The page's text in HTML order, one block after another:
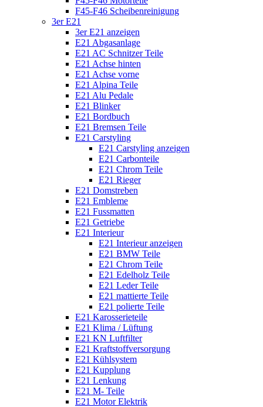
F45-F46 Scheibenreinigung
3er E21
3er E21 anzeigen
E21 Abgasanlage
E21 AC Schnitzer Teile
E21 Achse hinten
E21 Achse vorne
E21 Alpina Teile
E21 Alu Pedale
E21 Blinker
E21 Bordbuch
E21 Bremsen Teile
E21 Carstyling
E21 Carstyling anzeigen
E21 Carbonteile
E21 Chrom Teile
E21 Rieger
E21 Domstreben
E21 Embleme
E21 Fussmatten
E21 Getriebe
E21 Interieur
E21 Interieur anzeigen
E21 BMW Teile
E21 Chrom Teile
E21 Edelholz Teile
E21 Leder Teile
E21 mattierte Teile
E21 polierte Teile
E21 Karosserieteile
E21 Klima / Lüftung
E21 KN Luftfilter
E21 Kraftstoffversorgung
E21 Kühlsystem
E21 Kupplung
E21 Lenkung
E21 M- Teile
E21 Motor Elektrik